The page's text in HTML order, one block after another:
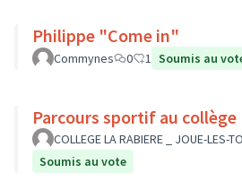
Philippe "Come in"
Commynes 0 1 Soumis au
Parcours sportif au collège
COLLEGE LA RABIERE _ JOUE-LES-
Soumis au vote